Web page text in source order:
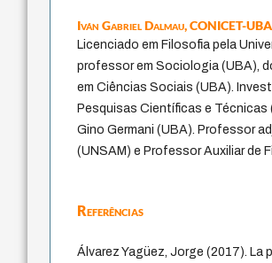
Iván Gabriel Dalmau,CONICET-
Licenciado em Filosofia pela
professor em Sociologia (UBA),
em Ciências Sociais (UBA).
Pesquisas Científicas e
Gino Germani (UBA). Professor
(UNSAM) e Professor Auxiliar de
Referências
Álvarez Yagüez, Jorge (2017). La